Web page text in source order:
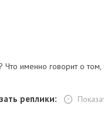
Что именно говорит о
реплики: